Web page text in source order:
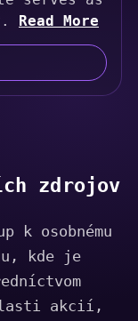
Read More
zdrojov
k osobnému
kde je
akcií,